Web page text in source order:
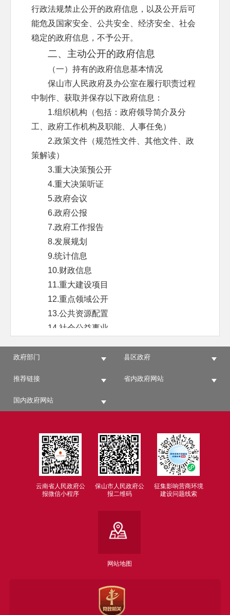
行政法规禁止公开的政府信息，以及公开后可
能危及国家安全、公共安全、经济安全、社会
稳定的政府信息，不予公开。
二、主动公开的政府信息
（一）持有的政府信息基本情况
保山市人民政府及办公室在履行职责过程
中制作、获取并保存以下政府信息：
1.组织机构（包括：政府领导简介及分
工、政府工作机构及职能、人事任免）
2.政策文件（规范性文件、其他文件、政
策解读）
3.重大决策预公开
4.重大决策听证
5.政府会议
6.政府公报
7.政府工作报告
8.发展规划
9.统计信息
10.财政信息
11.重大建设项目
12.重点领域公开
13.公共资源配置
14.社会公益事业
19.建议提案办理结果
20.督查检查
22.政务公开标准化
23.营商环境
24.自然资源
25.安全生产
主动公开的政府信息。
（http://www.baoshan.gov.cn）；
2.保山市人民政府公报：（https://www.ba
政府部门 县区政府
推荐链接 省内政府网站
国内政府网站
云南省人民政府公
报微信小程序
保山市人民政府公
报二维码
征集影响营商环境
建设问题线索
网站地图